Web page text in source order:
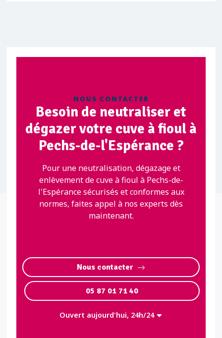
NOUS CONTACTER
Besoin de neutraliser et
dégazer votre cuve à fioul à
Pechs-de-l'Espérance ?
Pour une neutralisation, dégazage et
enlèvement de cuve à fioul à Pechs-de-
l'Espérance sécurisés et conformes aux
normes, faites appel à nos experts dès
maintenant.
Nous contacter
05 87 01 71 40
Ouvert aujourd'hui, 24h/24